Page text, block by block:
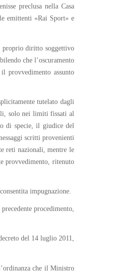
preclusa nella Casa
emittenti «Rai Sport» e
proprio diritto soggettivo
che l’oscuramento
provvedimento assunto
tutelato dagli
solo nei limiti fissati al
di specie, il giudice del
scritti provenienti
reti nazionali, mentre le
provvedimento, ritenuto
impugnazione.
procedimento,
del 14 luglio 2011,
che il Ministro